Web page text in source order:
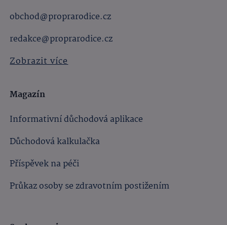
obchod@proprarodice.cz
redakce@proprarodice.cz
Zobrazit více
Magazín
Informativní důchodová aplikace
Důchodová kalkulačka
Příspěvek na péči
Průkaz osoby se zdravotním postižením